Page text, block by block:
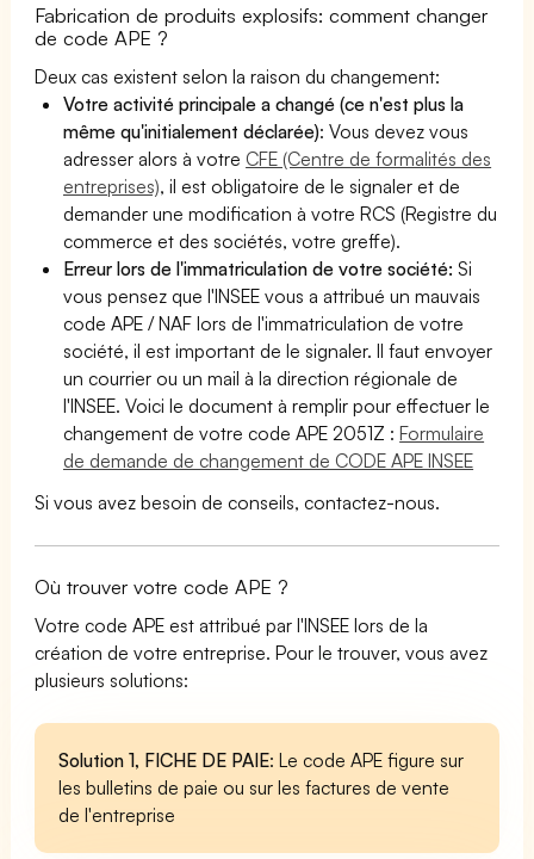
Fabrication de produits explosifs: comment changer
de code APE ?
Deux cas existent selon la raison du changement:
Votre activité principale a changé (ce n'est plus la
même qu'initialement déclarée): Vous devez vous
adresser alors à votre CFE (Centre de formalités des
entreprises), il est obligatoire de le signaler et de
demander une modification à votre RCS (Registre du
commerce et des sociétés, votre greffe).
Erreur lors de l'immatriculation de votre société:Si
vous pensez que l'INSEE vous a attribué un mauvais
code APE / NAF lors de l'immatriculation de votre
société, il est important de le signaler. Il faut envoyer
un courrier ou un mail à la direction régionale de
l'INSEE. Voici le document à remplir pour effectuer le
changement de votre code APE 2051Z :Formulaire
de demande de changement de CODE APE INSEE
Si vous avez besoin de conseils, contactez-nous.
Où trouver votre code APE ?
Votre code APE est attribué par l'INSEE lors de la
création de votre entreprise. Pour le trouver, vous avez
plusieurs solutions:
Solution 1, FICHE DE PAIE: Le code APE figure sur
les bulletins de paie ou sur les factures de vente
de l'entreprise